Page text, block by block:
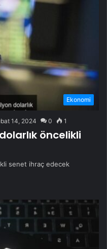
Ekonomi
14, 2024 0 1
öncelikli
senet ihraç edecek